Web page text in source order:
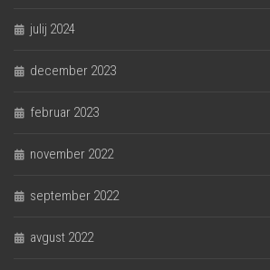
julij 2024
december 2023
februar 2023
november 2022
september 2022
avgust 2022